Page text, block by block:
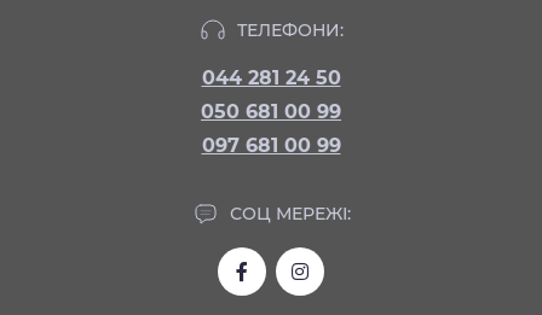
ТЕЛЕФОНИ:
044 281 24 50
050 681 00 99
097 681 00 99
СОЦ МЕРЕЖІ: